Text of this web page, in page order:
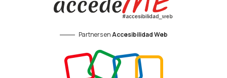
Partners enAccesibilidad Web